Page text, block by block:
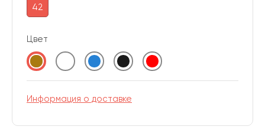
42
Цвет
Информация о доставке